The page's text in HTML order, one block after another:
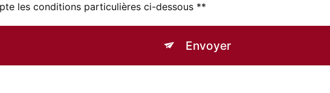
les conditions particulières ci-dessous **
Envoyer